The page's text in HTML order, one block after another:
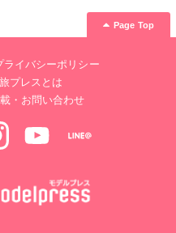
Page Top
ライバシーポリシー
プレスとは
・お問い合わせ